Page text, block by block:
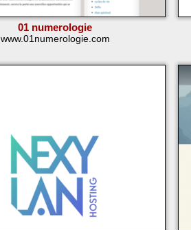
01 numerologie
www.01numerologie.com